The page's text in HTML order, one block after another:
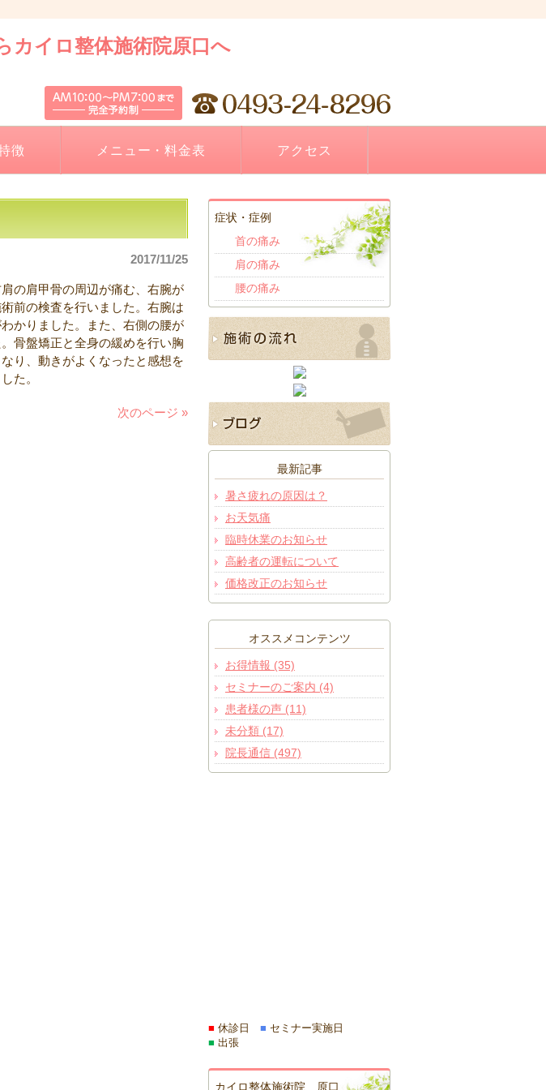
徴 メニュー・料金表 アクセス
2017/11/25
の肩甲骨の周辺が痛む、右腕が
前の検査を行いました。右腕は
かりました。また、右側の腰が
骨盤矯正と全身の緩めを行い胸
り、動きがよくなったと感想を
た。
次のページ »
症状・症例
首の痛み
肩の痛み
腰の痛み
最新記事
暑さ疲れの原因は？
お天気痛
臨時休業のお知らせ
高齢者の運転について
価格改正のお知らせ
オススメコンテンツ
お得情報 (35)
セミナーのご案内 (4)
患者様の声 (11)
未分類 (17)
院長通信 (497)
■ 休診日 ■ セミナー実施日
■ 出張
カイロ整体施術院 原口